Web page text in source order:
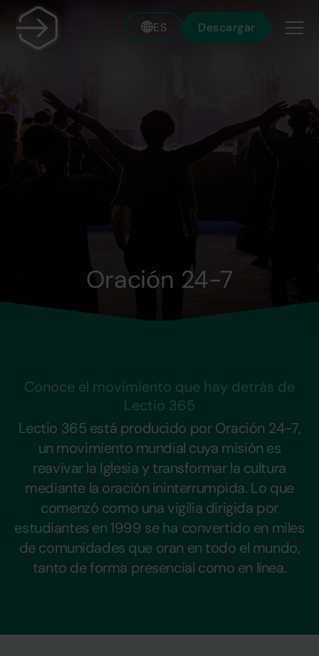
ES Descargar
Oración 24-7
Conoce el movimiento que hay detrás de
Lectio 365
Lectio 365 está producido por Oración 24-7,
un movimiento mundial cuya misión es
reavivar la Iglesia y transformar la cultura
mediante la oración ininterrumpida. Lo que
comenzó como una vigilia dirigida por
estudiantes en 1999 se ha convertido en miles
de comunidades que oran en todo el mundo,
tanto de forma presencial como en línea.